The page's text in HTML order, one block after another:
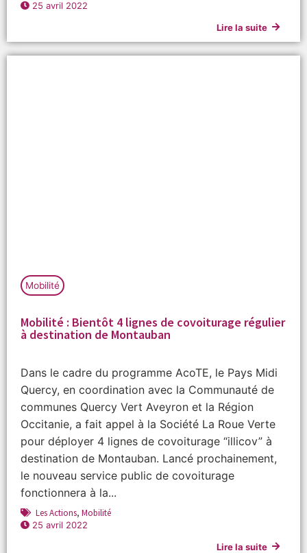
25 avril 2022
Lire la suite
Mobilité
Mobilité : Bientôt 4 lignes de covoiturage régulier
à destination de Montauban
Dans le cadre du programme AcoTE, le Pays Midi
Quercy, en coordination avec la Communauté de
communes Quercy Vert Aveyron et la Région
Occitanie, a fait appel à la Société La Roue Verte
pour déployer 4 lignes de covoiturage “illicov” à
destination de Montauban. Lancé prochainement,
le nouveau service public de covoiturage
fonctionnera à la...
Les Actions, Mobilité
25 avril 2022
Lire la suite